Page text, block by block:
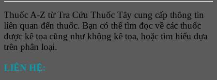
Thuốc A-Z từ Tra Cứu Thuốc Tây cung cấp thông tin
liên quan đến thuốc. Bạn có thể tìm đọc về các thuốc
được kê toa cũng như không kê toa, hoặc tìm hiểu dựa
trên phân loại.
LIÊN HỆ: